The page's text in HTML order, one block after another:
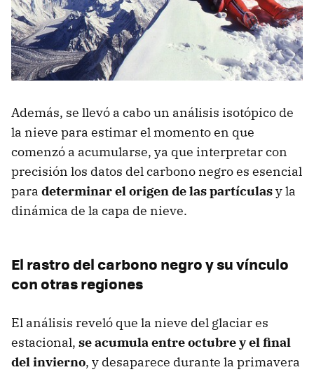
Además, se llevó a cabo un análisis isotópico de
la nieve para estimar el momento en que
comenzó a acumularse, ya que interpretar con
precisión los datos del carbono negro es esencial
para determinar el origen de las partículasy la
dinámica de la capa de nieve.
El rastro del carbono negro y su vínculo
con otras regiones
El análisis reveló que la nieve del glaciar es
estacional, se acumula entre octubre y el final
del invierno, y desaparece durante la primavera